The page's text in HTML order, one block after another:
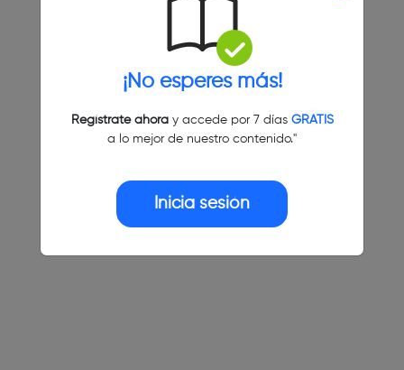
¡No esperes más!
Regístrate ahoray accede por 7 días GRATIS
a lo mejor de nuestro contenido."
Inicia sesión